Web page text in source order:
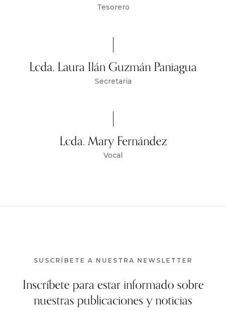
Tesorero
Lcda. Laura Ilán Guzmán Paniagua
Secretaria
Lcda. Mary Fernández
Vocal
SUSCRÍBETE A NUESTRA NEWSLETTER
Inscríbete para estar informado sobre
nuestras publicaciones y noticias